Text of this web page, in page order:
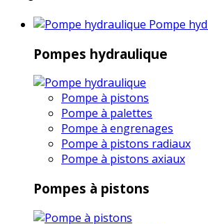
Pompe
Pompes hydraulique
Pompe à pistons
Pompe à palettes
Pompe à engrenages
Pompe à pistons radiaux
Pompe à pistons axiaux
Pompes à pistons